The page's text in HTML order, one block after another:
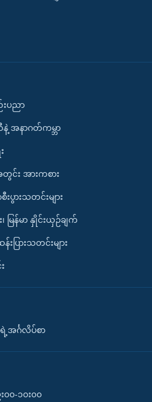
းပညာ
အနာဂတ်ကမ္ဘာ
း အားကစား
ပွားသတင်းများ
မြန်မာ နှိုင်းယှဉ်ချက်
န်းပြားသတင်းများ
ရဲ့အင်္ဂလိပ်စာ
၀၀-၁၀း၀၀